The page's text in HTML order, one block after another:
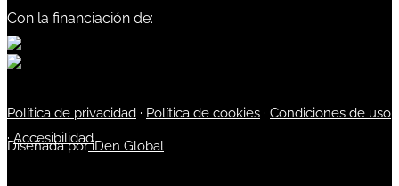
Con la financiación de:
Política de privacidad · Política de cookies · Condiciones de uso
·Accesibilidad
Diseñada poriDen Global